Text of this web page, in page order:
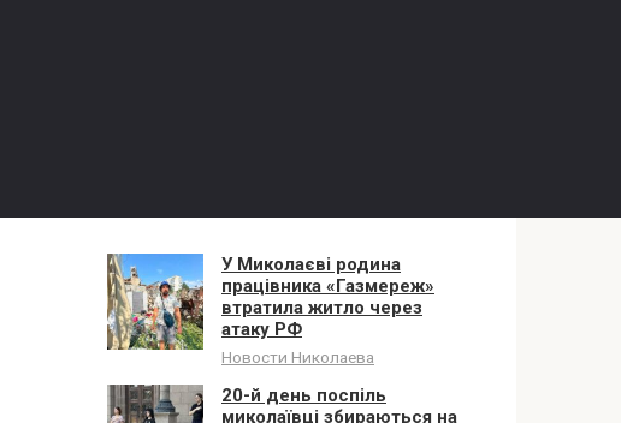
У Миколаєві родина
працівника «Газмереж»
втратила житло через
атаку РФ
Новости Николаева
20-й день поспіль
миколаївці збираються на